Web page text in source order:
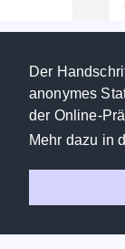
Der
anonymes
der Online-
Mehr dazu in